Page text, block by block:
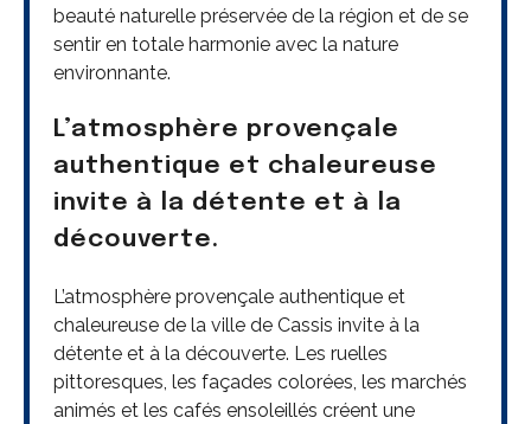
beauté naturelle préservée de la région et de se
sentir en totale harmonie avec la nature
environnante.
L’atmosphère provençale
authentique et chaleureuse
invite à la détente et à la
découverte.
L’atmosphère provençale authentique et
chaleureuse de la ville de Cassis invite à la
détente et à la découverte. Les ruelles
pittoresques, les façades colorées, les marchés
animés et les cafés ensoleillés créent une